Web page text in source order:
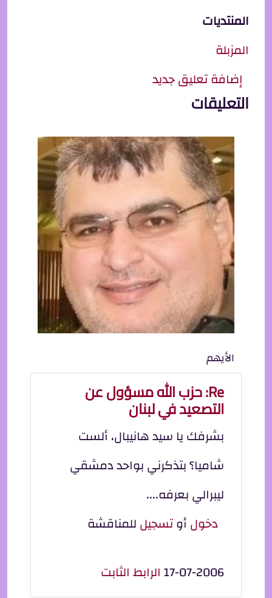
المنتديات
المزبلة
إضافة تعليق جديد
التعليقات
الأيهم
Re: حزب الله مسؤول عن
التصعيد في لبنان
بشرفك يا سيد هانيبال، ألست
شاميا؟ بتذكرني بواحد دمشقي
ليبرالي بعرفه....
دخولأوتسجيلللمناقشة
17-07-2006الرابط الثابت